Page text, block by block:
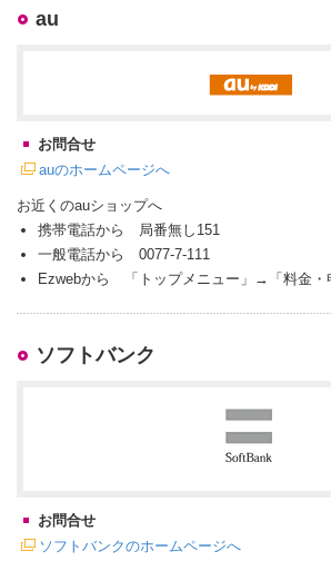
au
お問合せ
auのホームページへ
お近くのauショップへ
携帯電話から 局番無し151
一般電話から 0077-7-111
Ezwebから 「トップメニュー」→「料金・
ソフトバンク
お問合せ
ソフトバンクのホームページへ